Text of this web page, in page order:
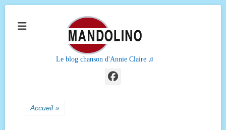
Le blog chanson d'Annie Claire ♫
Facebook
Accueil »